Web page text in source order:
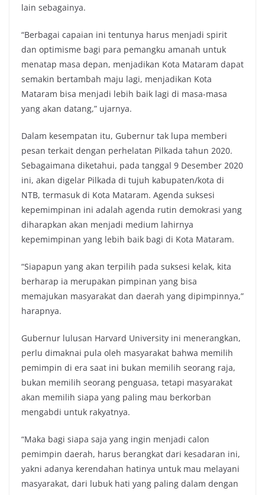
lain sebagainya.
“Berbagai capaian ini tentunya harus menjadi spirit
dan optimisme bagi para pemangku amanah untuk
menatap masa depan, menjadikan Kota Mataram dapat
semakin bertambah maju lagi, menjadikan Kota
Mataram bisa menjadi lebih baik lagi di masa-masa
yang akan datang,” ujarnya.
Dalam kesempatan itu, Gubernur tak lupa memberi
pesan terkait dengan perhelatan Pilkada tahun 2020.
Sebagaimana diketahui, pada tanggal 9 Desember 2020
ini, akan digelar Pilkada di tujuh kabupaten/kota di
NTB, termasuk di Kota Mataram. Agenda suksesi
kepemimpinan ini adalah agenda rutin demokrasi yang
diharapkan akan menjadi medium lahirnya
kepemimpinan yang lebih baik bagi di Kota Mataram.
“Siapapun yang akan terpilih pada suksesi kelak, kita
berharap ia merupakan pimpinan yang bisa
memajukan masyarakat dan daerah yang dipimpinnya,”
harapnya.
Gubernur lulusan Harvard University ini menerangkan,
perlu dimaknai pula oleh masyarakat bahwa memilih
pemimpin di era saat ini bukan memilih seorang raja,
bukan memilih seorang penguasa, tetapi masyarakat
akan memilih siapa yang paling mau berkorban
mengabdi untuk rakyatnya.
“Maka bagi siapa saja yang ingin menjadi calon
pemimpin daerah, harus berangkat dari kesadaran ini,
yakni adanya kerendahan hatinya untuk mau melayani
masyarakat, dari lubuk hati yang paling dalam dengan